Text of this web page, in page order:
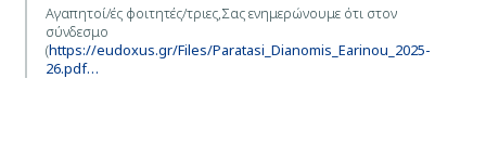
Αγαπητοί/ές φοιτητές/τριες,Σας ενημερώνουμε ότι στον
σύνδεσμο
(https://eudoxus.gr/Files/Paratasi_Dianomis_Earinou_2025-
26.pdf…